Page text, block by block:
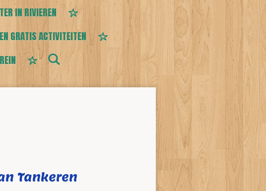
IN RIVIEREN
GRATIS ACTIVITEITEN
Tankeren